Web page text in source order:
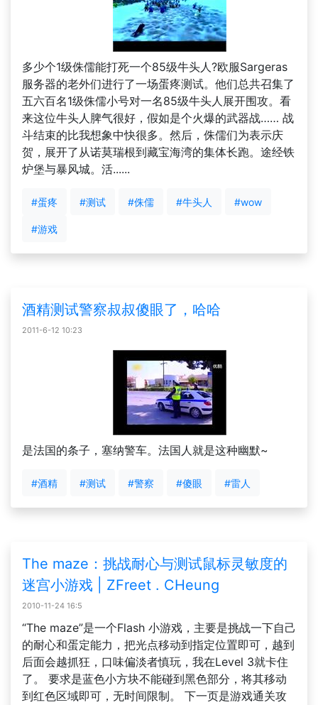
多少个1级侏儒能打死一个85级牛头人?欧服Sargeras
服务器的老外们进行了一场蛋疼测试。他们总共召集了
五六百名1级侏儒小号对一名85级牛头人展开围攻。看
来这位牛头人脾气很好，假如是个火爆的武器战…… 战
斗结束的比我想象中快很多。然后，侏儒们为表示庆
贺，展开了从诺莫瑞根到藏宝海湾的集体长跑。途经铁
炉堡与暴风城。活......
#蛋疼 #测试 #侏儒 #牛头人 #wow
#游戏
酒精测试警察叔叔傻眼了，哈哈
2011-6-12 10:23
是法国的条子，塞纳警车。法国人就是这种幽默~
#酒精 #测试 #警察 #傻眼 #雷人
The maze：挑战耐心与测试鼠标灵敏度的
迷宫小游戏 | ZFreet . CHeung
2010-11-24 16:5
“The maze”是一个Flash 小游戏，主要是挑战一下自己
的耐心和蛋定能力，把光点移动到指定位置即可，越到
后面会越抓狂，口味偏淡者慎玩，我在Level 3就卡住
了。 要求是蓝色小方块不能碰到黑色部分，将其移动
到红色区域即可，无时间限制。 下一页是游戏通关攻